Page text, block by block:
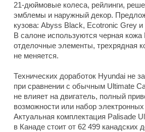
21-дюймовые колеса, рейлинги,
эмблемы и наружный декор.
кузова: Abyss Black, Ecotronic Grey
В салоне используются черная
отделочные элементы, трехрядная
не меняется.
Технических доработок Hyundai не
при сравнении с обычным Ultimate
не влияет на двигатель, полный
возможности или набор электронных
Актуальная комплектация Palisade
в Канаде стоит от 62 499 канадских